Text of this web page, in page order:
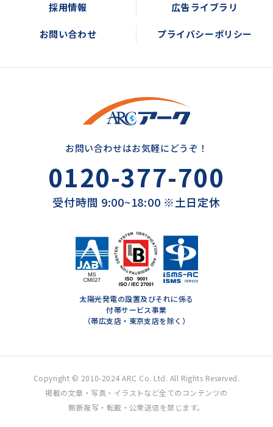
採用情報 広告ライブラリ
お問い合わせ プライバシーポリシー
お問い合わせはお気軽にどうぞ！
0120-377-700
受付時間 9:00~18:00 ※土日定休
太陽光発電の設置及びそれに係る
付帯サービス事業
（帯広支店・東京支店を除く）
Copyright © 2010-2024 ARC Co. Ltd. All Rights Reserved.
掲載の文章・写真・イラストなど全てのコンテンツの
無断複写・転載・公衆送信を禁じます。